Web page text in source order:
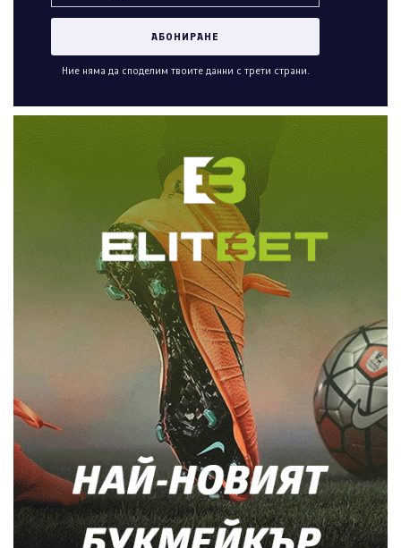
Ние няма да споделим твоите данни с трети страни.